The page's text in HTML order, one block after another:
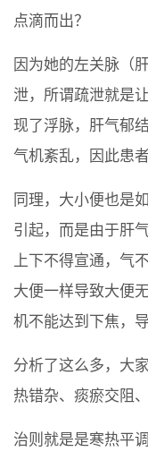
点滴而出？
因为她的左关脉（
泄，所谓疏泄就是
现了浮脉，肝气郁
气机紊乱，因此患
同理，大小便也是
引起，而是由于肝
上下不得宣通，气
大便一样导致大便
机不能达到下焦，
分析了这么多，大
热错杂、痰瘀交阻
治则就是是寒热平